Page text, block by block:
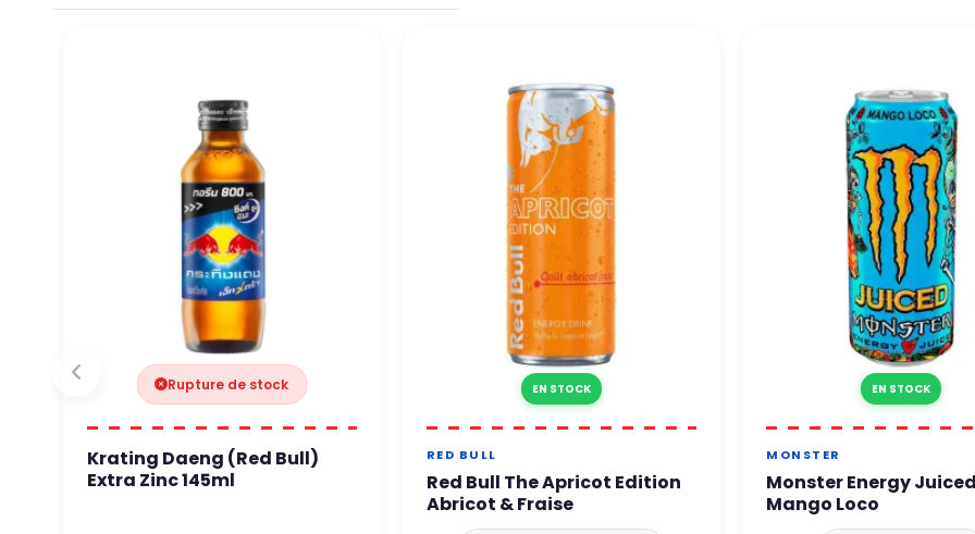
Par téléphone Notre équipe vous répond sous 24 à 48h ouvrées.
Rupture de stock
Krating Daeng (Red Bull)
Extra Zinc 145ml
EN STOCK
RED BULL
Red Bull The Apricot Edition
Abricot & Fraise
EN STOCK
MONSTER
Monster Energy Juiced
Mango Loco